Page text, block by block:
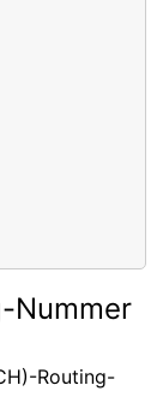
Nummer
Routing-